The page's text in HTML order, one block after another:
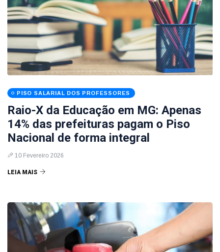
PISO SALARIAL DOS PROFESSORES
Raio-X da Educação em MG: Apenas
14% das prefeituras pagam o Piso
Nacional de forma integral
10 Fevereiro 2026
LEIA MAIS